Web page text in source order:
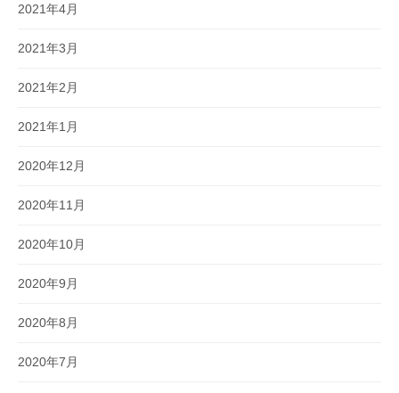
2021年4月
2021年3月
2021年2月
2021年1月
2020年12月
2020年11月
2020年10月
2020年9月
2020年8月
2020年7月